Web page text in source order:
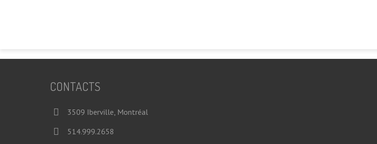
CONTACTS
3509 Iberville, Montréal
514.999.2658